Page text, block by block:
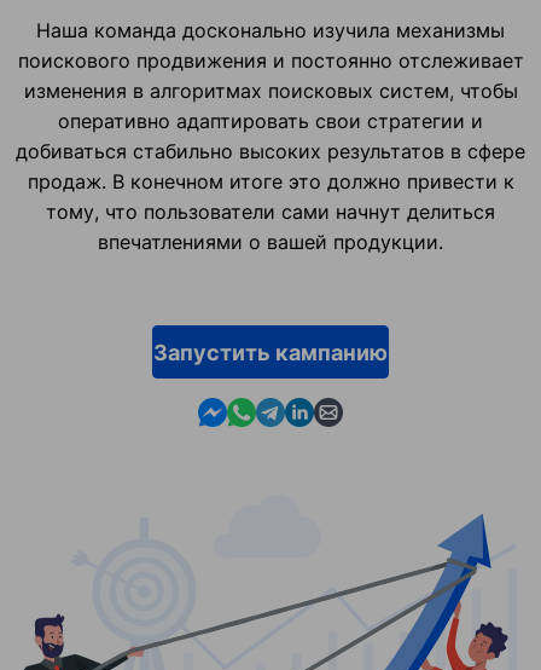
Наша команда досконально изучила механизмы
поискового продвижения и постоянно отслеживает
изменения в алгоритмах поисковых систем, чтобы
оперативно адаптировать свои стратегии и
добиваться стабильно высоких результатов в сфере
продаж. В конечном итоге это должно привести к
тому, что пользователи сами начнут делиться
впечатлениями о вашей продукции.
Запустить кампанию
Contact us in Messenger
Contact us in WhatsApp
Contact us in Telegram
Contact us in Linkedin
Contact us by email